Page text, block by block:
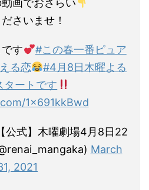
画でおさらい
さいませ！
す
#この春一番ピュア
る恋
#4月8日木曜よる
タートです︎
1x691kkBwd
式】木曜劇場4月8日22
March
2021